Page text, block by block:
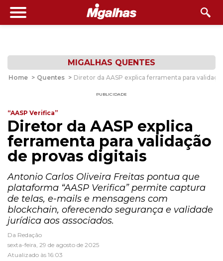
MIGALHAS QUENTES
Home > Quentes > Diretor da AASP explica ferramenta para
PUBLICIDADE
“AASP Verifica”
Diretor da AASP explica
ferramenta para validação
de provas digitais
Antonio Carlos Oliveira Freitas pontua que
plataforma “AASP Verifica” permite captura
de telas, e-mails e mensagens com
blockchain, oferecendo segurança e validade
jurídica aos associados.
Da Redação
sexta-feira, 29 de agosto de 2025
Atualizado às 16:03